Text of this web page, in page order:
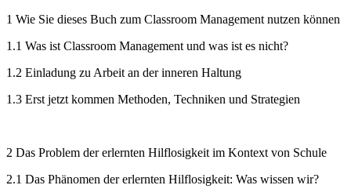
1 Wie Sie dieses Buch zum Classroom Management nutzen können
1.1 Was ist Classroom Management und was ist es nicht?
1.2 Einladung zu Arbeit an der inneren Haltung
1.3 Erst jetzt kommen Methoden, Techniken und Strategien
2 Das Problem der erlernten Hilflosigkeit im Kontext von Schule
2.1 Das Phänomen der erlernten Hilflosigkeit: Was wissen wir?